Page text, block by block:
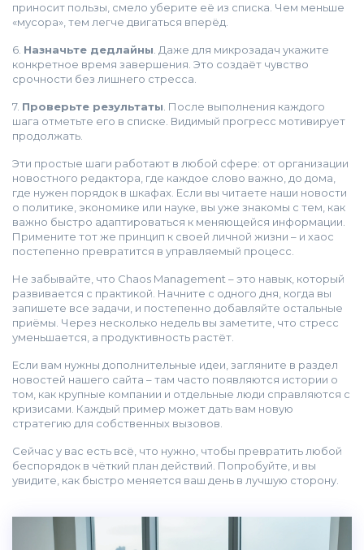
приносит пользы, смело уберите её из списка. Чем меньше
«мусора», тем легче двигаться вперёд.
6. Назначьте дедлайны . Даже для микрозадач укажите
конкретное время завершения. Это создаёт чувство
срочности без лишнего стресса.
7. Проверьте результаты . После выполнения каждого
шага отметьте его в списке. Видимый прогресс мотивирует
продолжать.
Эти простые шаги работают в любой сфере: от организации
новостного редактора, где каждое слово важно, до дома,
где нужен порядок в шкафах. Если вы читаете наши новости
о политике, экономике или науке, вы уже знакомы с тем, как
важно быстро адаптироваться к меняющейся информации.
Примените тот же принцип к своей личной жизни – и хаос
постепенно превратится в управляемый процесс.
Не забывайте, что Chaos Management – это навык, который
развивается с практикой. Начните с одного дня, когда вы
запишете все задачи, и постепенно добавляйте остальные
приёмы. Через несколько недель вы заметите, что стресс
уменьшается, а продуктивность растёт.
Если вам нужны дополнительные идеи, загляните в раздел
новостей нашего сайта – там часто появляются истории о
том, как крупные компании и отдельные люди справляются с
кризисами. Каждый пример может дать вам новую
стратегию для собственных вызовов.
Сейчас у вас есть всё, что нужно, чтобы превратить любой
беспорядок в чёткий план действий. Попробуйте, и вы
увидите, как быстро меняется ваш день в лучшую сторону.